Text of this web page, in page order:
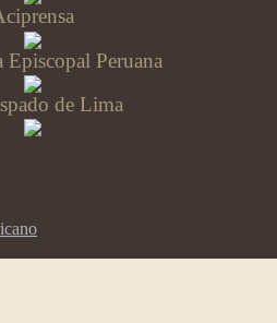
Episcopal Peruana
de Lima